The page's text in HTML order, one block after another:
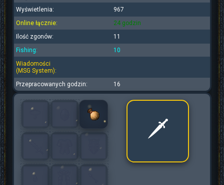
Wyświetlenia:
967
Online łącznie:
24 godzin
Ilość zgonów:
11
Fishing:
10
Wiadomości
(MSG System):
Przepracowanych godzin:
16
🗡️